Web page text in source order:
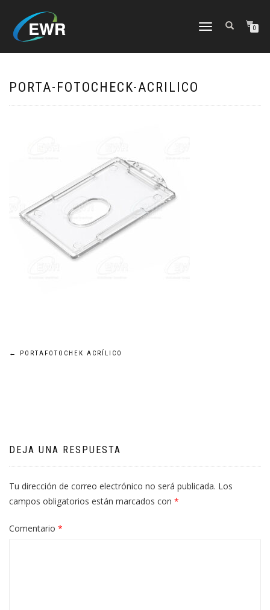
CAMBIAR
0
PORTA-FOTOCHECK-ACRILICO
Navegación
← PORTAFOTOCHEK ACRÍLICO
DEJA UNA RESPUESTA
Tu dirección de correo electrónico no será publicada. Los
campos obligatorios están marcados con *
Comentario *